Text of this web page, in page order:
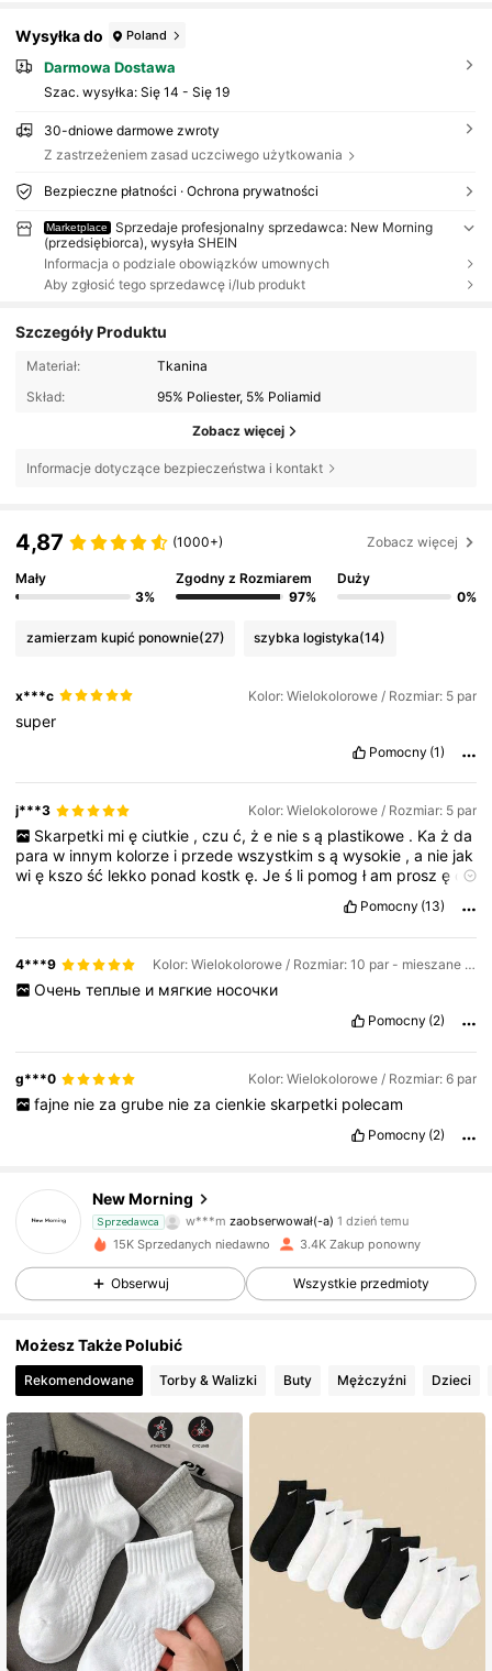
Wysyłka do Poland
Darmowa Dostawa
Szac. wysyłka: Się 14 - Się 19
30-dniowe darmowe zwroty
Z zastrzeżeniem zasad uczciwego użytkowania
Bezpieczne płatności · Ochrona prywatności
Marketplace
Sprzedaje profesjonalny sprzedawca: New Morning
(przedsiębiorca), wysyła SHEIN
Informacja o podziale obowiązków umownych
Aby zgłosić tego sprzedawcę i/lub produkt
Szczegóły Produktu
Materiał:
Tkanina
Skład:
95% Poliester, 5% Poliamid
Zobacz więcej
Informacje dotyczące bezpieczeństwa i kontakt
4,87 (1000+) Zobacz więcej
Mały
3%
Zgodny z Rozmiarem
97%
Duży
0%
zamierzam kupić ponownie(27) szybka logistyka(14)
x***c Kolor: Wielokolorowe / Rozmiar: 5 par
super
Pomocny (1)
j***3 Kolor: Wielokolorowe / Rozmiar: 5 par
Skarpetki mi ę ciutkie , czu ć, ż e nie s ą plastikowe . Ka ż da
paraw innym kolorze i przedewszystkimsąwysokie ,a nie jak
wię kszość lekko ponad kostkę.Jeś li pomogłam proszę o
Pomocny (13)
4***9 Kolor: Wielokolorowe / Rozmiar: 10 par - mieszane kolory
Очень теплые и мягкие носочки
Pomocny (2)
g***0 Kolor: Wielokolorowe / Rozmiar: 6 par
fajne nie za grube nie za cienkie skarpetki polecam
Pomocny (2)
New Morning
Sprzedawca
w***m
a***hprzegląda
4,88
500 Obserwujący
4,88 500 Obserwujący
4,88 500 Obserwujący
4,88 500 Obserwujący
4,88 500 Obserwujący
15K Sprzedanych niedawno 3.4K Zakup ponowny
Obserwuj Wszystkie przedmioty
Możesz Także Polubić
Rekomendowane Torby & Walizki Buty Mężczyźni Dzieci